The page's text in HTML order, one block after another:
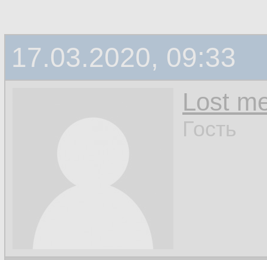
17.03.2020, 09:33
Lost
Гость